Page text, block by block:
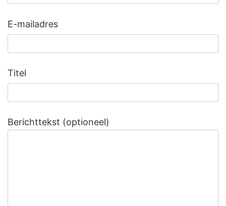
E-mailadres
Titel
Berichttekst (optioneel)